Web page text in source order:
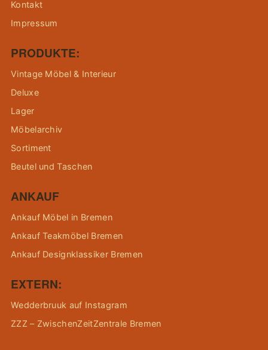
Kontakt
Impressum
PRODUKTE:
Vintage Möbel & Interieur
Deluxe
Lager
Möbelarchiv
Sortiment
Beutel und Taschen
ANKAUF
Ankauf Möbel in Bremen
Ankauf Teakmöbel Bremen
Ankauf Designklassiker Bremen
EXTERN:
Wedderbruuk auf Instagram
ZZZ – ZwischenZeitZentrale Bremen